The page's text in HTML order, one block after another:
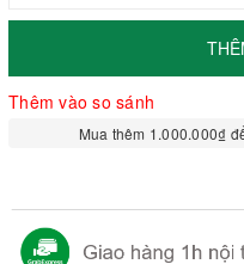
Thêm vào so sánh
Mua thêm 1.000.000₫